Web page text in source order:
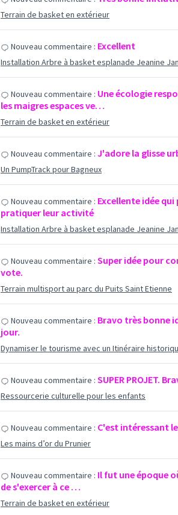
Terrain de basket en extérieur
Nouveau commentaire : Excellent
Installation Arbre à basket esplanade Jeanine
Nouveau commentaire : Une écologie
les maigres espaces ve…
Terrain de basket en extérieur
Nouveau commentaire : J'adore la glisse
Un PumpTrack pour Bagneux
Nouveau commentaire : Excellente idée
pratiquer leur activité
Installation Arbre à basket esplanade Jeanine
Nouveau commentaire : Super idée pour
vote.
Terrain multisport au parc du Puits Saint Etienne
Nouveau commentaire : Bravo très bonne
jour.
Dynamiser le tourisme avec un Itinéraire
Nouveau commentaire : SUPER PROJET.
Ressourcerie culturelle pour les enfants
Nouveau commentaire : C'est intéressant
Les mains d’or du Prunier
Nouveau commentaire : Il fut une époque
de s'exercer à ce …
Terrain de basket en extérieur